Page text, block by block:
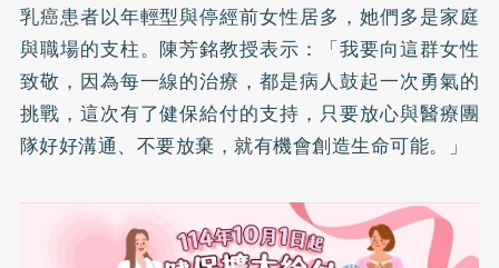
乳癌患者以年輕型與停經前女性居多，她們多是家庭
與職場的支柱。陳芳銘教授表示：「我要向這群女性
致敬，因為每一線的治療，都是病人鼓起一次勇氣的
挑戰，這次有了健保給付的支持，只要放心與醫療團
隊好好溝通、不要放棄，就有機會創造生命可能。」